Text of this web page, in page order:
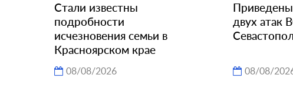
Стали известны
подробности
исчезновения семьи в
Красноярском крае
08/08/2026
двух атак
08/08/